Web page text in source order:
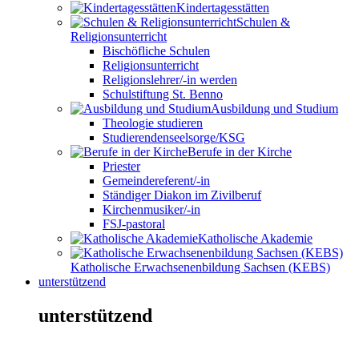
Kindertagesstätten
Schulen &
Religionsunterricht
Bischöfliche Schulen
Religionsunterricht
Religionslehrer/-in werden
Schulstiftung St. Benno
Ausbildung und Studium
Theologie studieren
Studierendenseelsorge/KSG
Berufe in der Kirche
Priester
Gemeindereferent/-in
Ständiger Diakon im Zivilberuf
Kirchenmusiker/-in
FSJ-pastoral
Katholische Akademie
Katholische Erwachsenenbildung Sachsen (KEBS)
unterstützend
unterstützend